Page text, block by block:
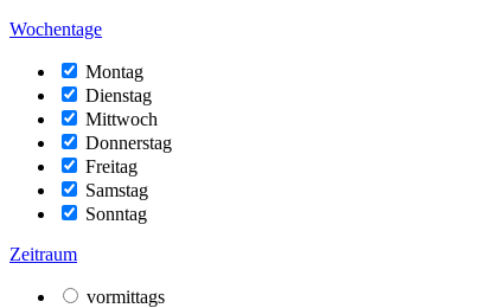
Wochentage
Montag
Dienstag
Mittwoch
Donnerstag
Freitag
Samstag
Sonntag
Zeitraum
vormittags